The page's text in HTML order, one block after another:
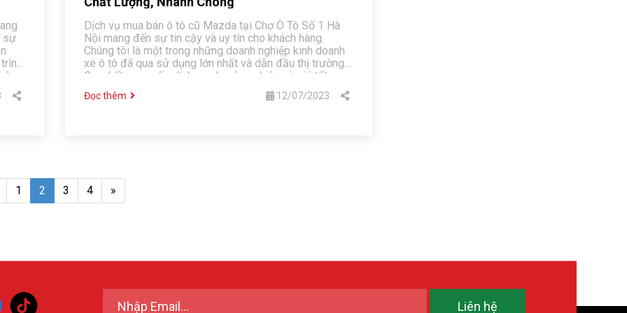
sự
Dịch vụ mua bán ô tô cũ Mazda tại Chợ Ô Tô Số 1 Hà
Nội mang đến sự tin cậy và uy tín cho khách hàng.
Chúng tôi là một trong những doanh nghiệp kinh doanh
xe ô tô đã qua sử dụng lớn nhất và dẫn đầu thị trường.
Cam kết cung cấp dịch vụ chuyên nghiệp và giá tốt
Đọc thêm 12/07/2023
1 2 3 4 »
Liên hệ